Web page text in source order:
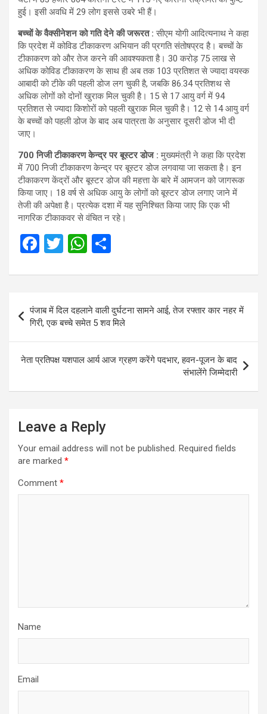
हुई। इसी अवधि में 29 लोग इससे उबरे भी हैं।
बच्चों के वैक्सीनेशन को गति देने की जरूरत : सीएम योगी आदित्यनाथ ने कहा
कि प्रदेश में कोविड टीकाकरण अभियान की प्रगति संतोषप्रद है। बच्चों के
टीकाकरण को और तेज करने की आवश्यकता है। 30 करोड़ 75 लाख से
अधिक कोविड टीकाकरण के साथ ही अब तक 103 प्रतिशत से ज्यादा वयस्क
आबादी को टीके की पहली डोज लग चुकी है, जबकि 86.34 प्रतिशथ से
अधिक लोगों को दोनों खुराक मिल चुकी है। 15 से 17 आयु वर्ग में 94
प्रतिशत से ज्यादा किशोरों को पहली खुराक मिल चुकी है। 12 से 14 आयु वर्ग
के बच्चों को पहली डोज के बाद अब पात्रता के अनुसार दूसरी डोज भी दी
जाए।
700 निजी टीकाकरण केन्द्र पर बूस्टर डोज : मुख्यमंत्री ने कहा कि प्रदेश
में 700 निजी टीकाकरण केन्द्र पर बूस्टर डोज लगवाया जा सकता है। इन
टीकाकरण केंद्रों और बूस्टर डोज की महत्ता के बारे में आमजन को जागरूक
किया जाए। 18 वर्ष से अधिक आयु के लोगों को बूस्टर डोज लगाए जाने में
तेजी की अपेक्षा है। प्रत्येक दशा में यह सुनिश्चित किया जाए कि एक भी
नागरिक टीकाकवर से वंचित न रहे।
F
ce
o
o
k
T
tt
W
at
s
A
p
p
ar
e
Post
navigation
पंजाब में दिल दहलाने वाली दुर्घटना सामने आई, तेज रफ्तार कार नहर में
गिरी, एक बच्चे समेत 5 शव मिले
नेता प्रतिपक्ष यशपाल आर्य आज ग्रहण करेंगे पदभार, हवन-पूजन के बाद
संभालेंगे जिम्‍मेदारी
Leave a Reply
Your email address will not be published. Required fields
are marked *
Comment *
Name
Email